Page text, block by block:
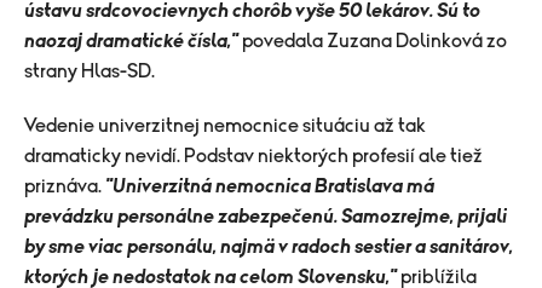
ústavu srdcovocievnych chorôb vyše 50 lekárov. Sú to
naozaj dramatické čísla," povedala Zuzana Dolinková zo
strany Hlas-SD.
Vedenie univerzitnej nemocnice situáciu až tak
dramaticky nevidí. Podstav niektorých profesií ale tiež
priznáva. "Univerzitná nemocnica Bratislava má
prevádzku personálne zabezpečenú. Samozrejme, prijali
by sme viac personálu, najmä v radoch sestier a sanitárov,
ktorých je nedostatok na celom Slovensku," priblížila